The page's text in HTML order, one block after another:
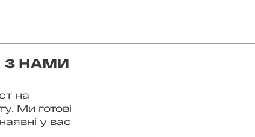
З НАМИ
на
Ми готові
у вас